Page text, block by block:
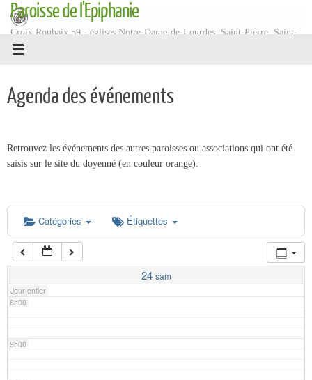
Passer
contenu
Paroisse de l'Epiphanie
Croix Roubaix 59 - églises Notre-Dame-de-Lourdes, Saint-Pierre, Saint-
Martin
Agenda des événements
Retrouvez les événements des autres paroisses ou associations qui ont été
saisis sur le site du doyenné (en couleur orange).
Catégories Étiquettes
24 sam
Jour entier
1h00
2h00
3h00
6h00
7h00
8h00
9h00